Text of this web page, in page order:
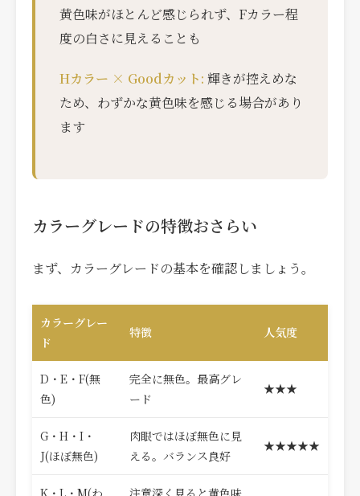
黄色味がほとんど感じられず、Fカラー程
度の白さに見えることも
Hカラー × Goodカット: 輝きが控えめな
ため、わずかな黄色味を感じる場合があり
ます
カラーグレードの特徴おさらい
まず、カラーグレードの基本を確認しましょう。
カラーグレー
ド
特徴 人気度
D・E・F(無
色)
完全に無色。最高グレ
ード
★★★
G・H・I・
J(ほぼ無色)
肉眼ではほぼ無色に見
える。バランス良好
★★★★★
K・L・M(わ
注意深く見ると黄色味